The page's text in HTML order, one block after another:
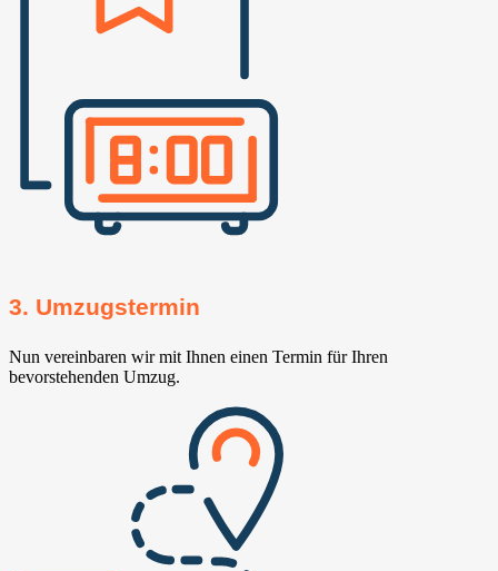
3. Umzugstermin
Nun vereinbaren wir mit Ihnen einen Termin für Ihren
bevorstehenden Umzug.